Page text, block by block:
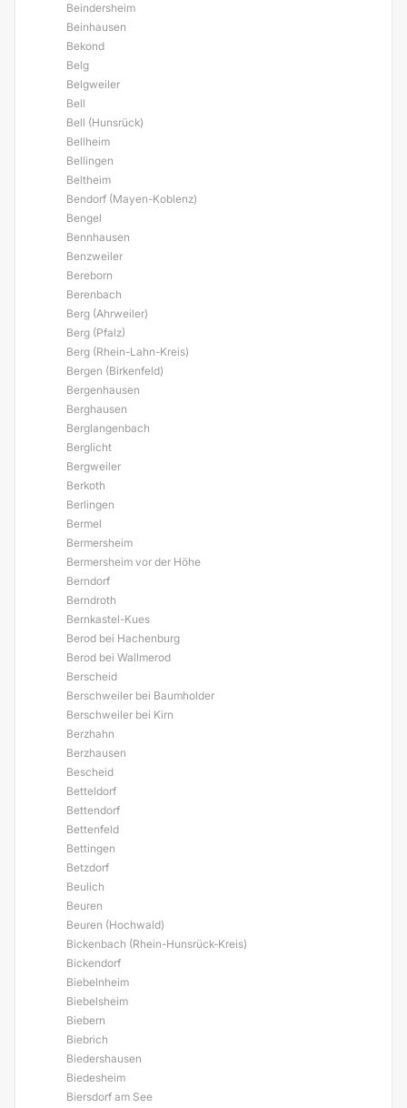
Beindersheim
Beinhausen
Bekond
Belg
Belgweiler
Bell
Bell (Hunsrück)
Bellheim
Bellingen
Beltheim
Bendorf (Mayen-Koblenz)
Bengel
Bennhausen
Benzweiler
Bereborn
Berenbach
Berg (Ahrweiler)
Berg (Pfalz)
Berg (Rhein-Lahn-Kreis)
Bergen (Birkenfeld)
Bergenhausen
Berghausen
Berglangenbach
Berglicht
Bergweiler
Berkoth
Berlingen
Bermel
Bermersheim
Bermersheim vor der Höhe
Berndorf
Berndroth
Bernkastel-Kues
Berod bei Hachenburg
Berod bei Wallmerod
Berscheid
Berschweiler bei Baumholder
Berschweiler bei Kirn
Berzhahn
Berzhausen
Bescheid
Betteldorf
Bettendorf
Bettenfeld
Bettingen
Betzdorf
Beulich
Beuren
Beuren (Hochwald)
Bickenbach (Rhein-Hunsrück-Kreis)
Bickendorf
Biebelnheim
Biebelsheim
Biebern
Biebrich
Biedershausen
Biedesheim
Biersdorf am See